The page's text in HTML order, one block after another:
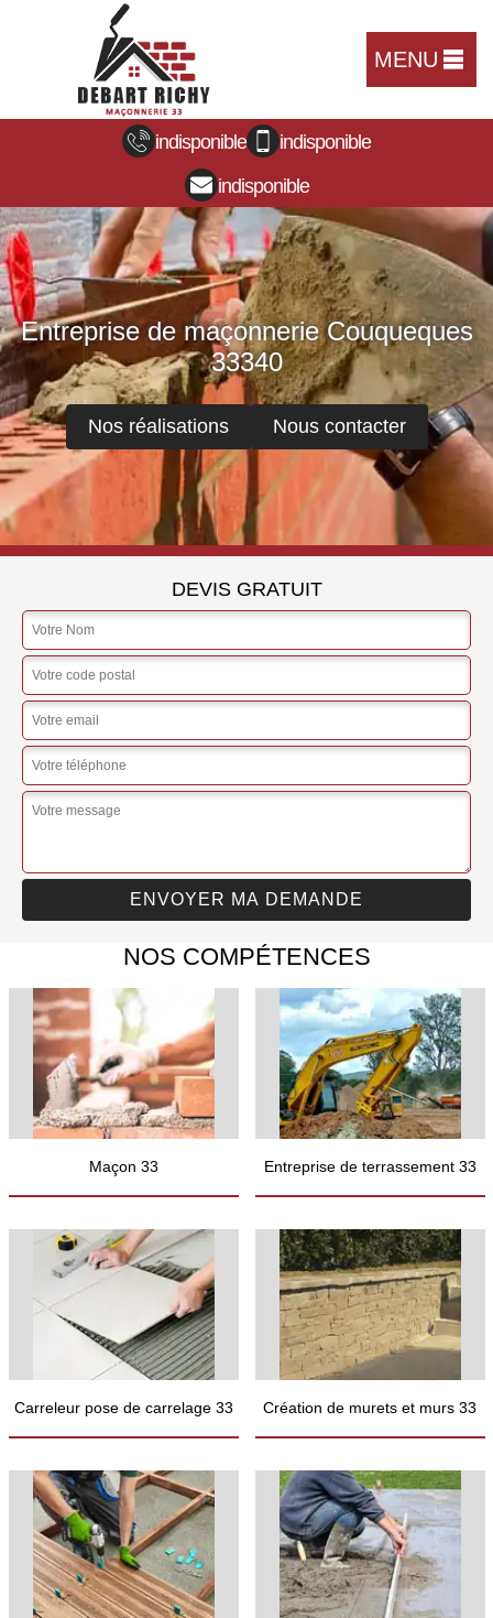
MENU
indisponible
indisponible
indisponible
Entreprise de maçonnerie Couqueques
33340
Nos réalisations Nous contacter
DEVIS GRATUIT
NOS COMPÉTENCES
Maçon 33 Entreprise de terrassement 33
Carreleur pose de carrelage 33 Création de murets et murs 33